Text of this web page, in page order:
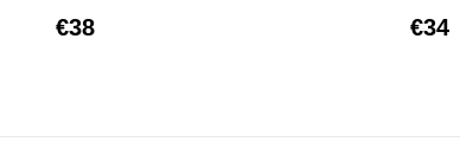
€38 €34